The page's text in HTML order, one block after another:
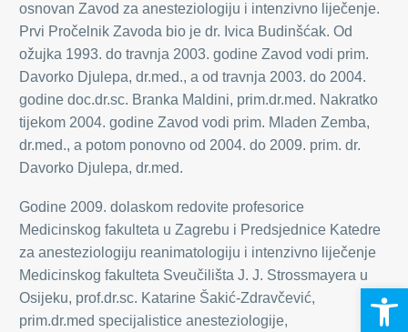
osnovan Zavod za anesteziologiju i intenzivno liječenje.
Prvi Pročelnik Zavoda bio je dr. Ivica Budinšćak. Od
ožujka 1993. do travnja 2003. godine Zavod vodi prim.
Davorko Djulepa, dr.med., a od travnja 2003. do 2004.
godine doc.dr.sc. Branka Maldini, prim.dr.med. Nakratko
tijekom 2004. godine Zavod vodi prim. Mladen Zemba,
dr.med., a potom ponovno od 2004. do 2009. prim. dr.
Davorko Djulepa, dr.med.
Godine 2009. dolaskom redovite profesorice
Medicinskog fakulteta u Zagrebu i Predsjednice Katedre
za anesteziologiju reanimatologiju i intenzivno liječenje
Medicinskog fakulteta Sveučilišta J. J. Strossmayera u
Osijeku, prof.dr.sc. Katarine Šakić-Zdravčević,
prim.dr.med specijalistice anesteziologije,